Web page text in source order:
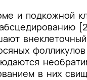
и подкожной
в них